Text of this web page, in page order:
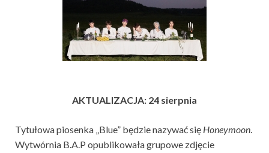
AKTUALIZACJA: 24 sierpnia
Tytułowa piosenka „Blue” będzie nazywać się Honeymoon.
Wytwórnia B.A.P opublikowała grupowe zdjęcie